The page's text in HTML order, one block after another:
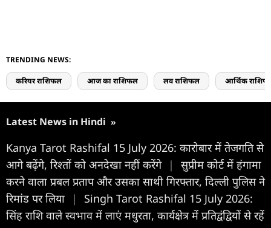
TRENDING NEWS:
करियर राशिफल आज का राशिफल लव राशिफल आर्थिक
Latest News in Hindi »
Kanya Tarot Rashifal 15 July 2026: कारोबार में तेजगति से
आगे बढ़ेंगे, रिश्तों को अनदेखा नहीं करेंगे |
सुप्रीम कोर्ट में हंगामा
करने वाला प्रबल प्रताप और उसका साथी गिरफ्तार, दिल्ली पुलिस ने
रिमांड पर लिया
|
Singh Tarot Rashifal 15 July 2026:
सिंह राशि वाले स्वभाव में लाएं मधुरता, कार्यक्षेत्र में प्रतिद्वंद्वियों से रहें